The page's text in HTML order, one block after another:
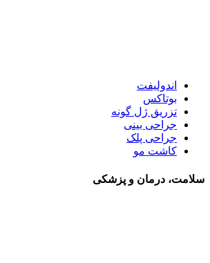
اندولیفت
بوتاکس
تزریق ژل گونه
جراحی بینی
جراحی پلک
کاشت مو
سلامت، درمان و پزشکی